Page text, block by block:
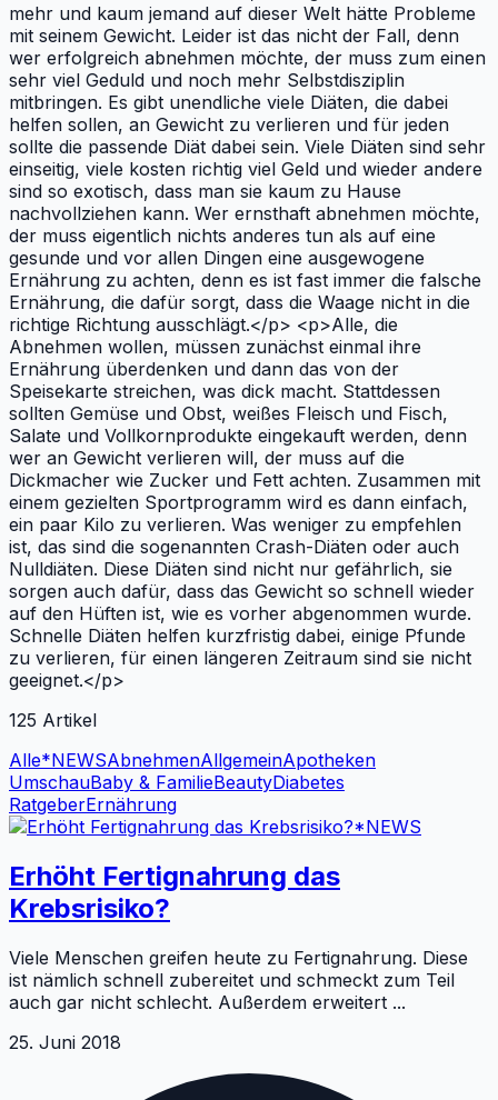
mehr und kaum jemand auf dieser Welt hätte Probleme
mit seinem Gewicht. Leider ist das nicht der Fall, denn
wer erfolgreich abnehmen möchte, der muss zum einen
sehr viel Geduld und noch mehr Selbstdisziplin
mitbringen. Es gibt unendliche viele Diäten, die dabei
helfen sollen, an Gewicht zu verlieren und für jeden
sollte die passende Diät dabei sein. Viele Diäten sind sehr
einseitig, viele kosten richtig viel Geld und wieder andere
sind so exotisch, dass man sie kaum zu Hause
nachvollziehen kann. Wer ernsthaft abnehmen möchte,
der muss eigentlich nichts anderes tun als auf eine
gesunde und vor allen Dingen eine ausgewogene
Ernährung zu achten, denn es ist fast immer die falsche
Ernährung, die dafür sorgt, dass die Waage nicht in die
richtige Richtung ausschlägt.</p> <p>Alle, die
Abnehmen wollen, müssen zunächst einmal ihre
Ernährung überdenken und dann das von der
Speisekarte streichen, was dick macht. Stattdessen
sollten Gemüse und Obst, weißes Fleisch und Fisch,
Salate und Vollkornprodukte eingekauft werden, denn
wer an Gewicht verlieren will, der muss auf die
Dickmacher wie Zucker und Fett achten. Zusammen mit
einem gezielten Sportprogramm wird es dann einfach,
ein paar Kilo zu verlieren. Was weniger zu empfehlen
ist, das sind die sogenannten Crash-Diäten oder auch
Nulldiäten. Diese Diäten sind nicht nur gefährlich, sie
sorgen auch dafür, dass das Gewicht so schnell wieder
auf den Hüften ist, wie es vorher abgenommen wurde.
Schnelle Diäten helfen kurzfristig dabei, einige Pfunde
zu verlieren, für einen längeren Zeitraum sind sie nicht
geeignet.</p>
125 Artikel
Alle*NEWSAbnehmenAllgemeinApotheken
UmschauBaby & FamilieBeautyDiabetes
RatgeberErnährung
*NEWS
Erhöht Fertignahrung das
Krebsrisiko?
Viele Menschen greifen heute zu Fertignahrung. Diese
ist nämlich schnell zubereitet und schmeckt zum Teil
auch gar nicht schlecht. Außerdem erweitert ...
25. Juni 2018